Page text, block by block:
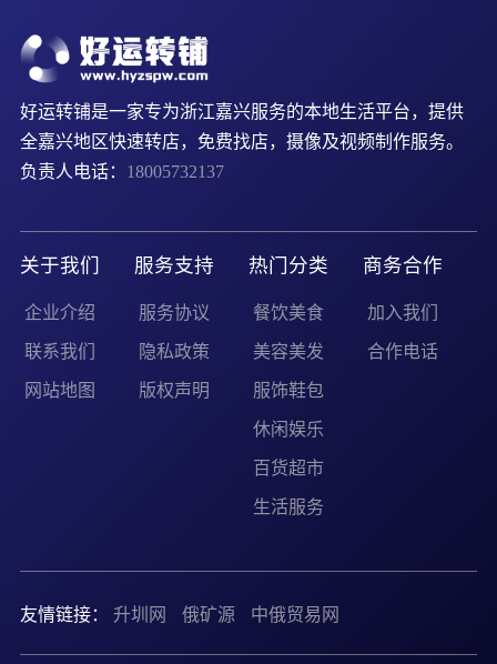
好运转铺是一家专为浙江嘉兴服务的本地生活平台，提供
全嘉兴地区快速转店，免费找店，摄像及视频制作服务。
负责人电话： 18005732137
关于我们
企业介绍
联系我们
网站地图
服务支持
服务协议
隐私政策
版权声明
热门分类
餐饮美食
美容美发
服饰鞋包
休闲娱乐
百货超市
生活服务
商务合作
加入我们
合作电话
友情链接： 升圳网 俄矿源 中俄贸易网